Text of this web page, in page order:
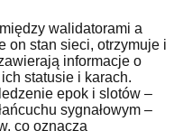
walidatorami a
on stan sieci, otrzymuje i
informacje o
statusie i karach.
epok i slotów –
sygnałowym –
co oznacza